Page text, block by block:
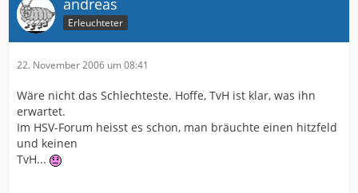
andreas
Erleuchteter
22. November 2006 um 08:41
Wäre nicht das Schlechteste. Hoffe, TvH ist klar, was ihn
erwartet.
Im HSV-Forum heisst es schon, man bräuchte einen hitzfeld
und keinen
TvH...